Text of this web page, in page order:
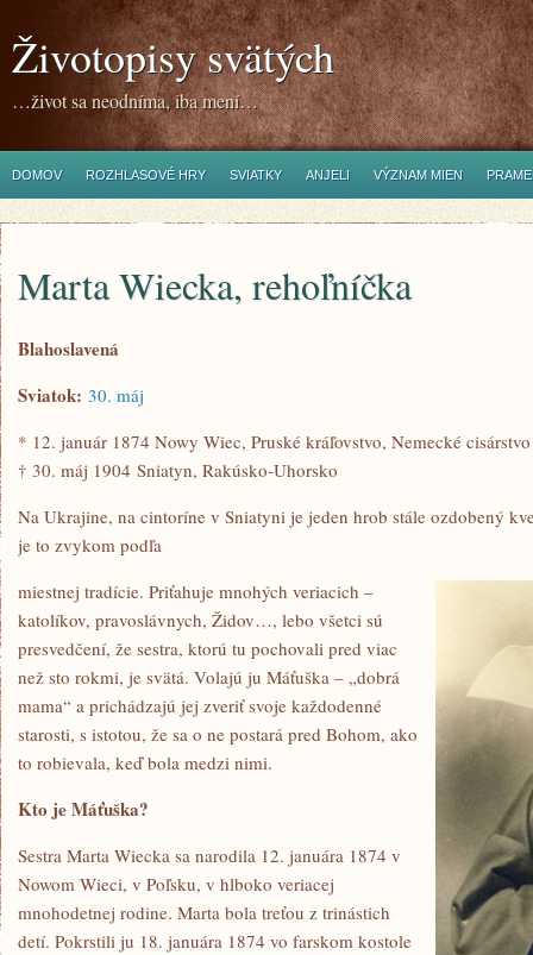
Životopisy svätých
…život sa neodníma, iba mení…
DOMOV ROZHLASOVÉ HRY SVIATKY ANJELI VÝZNAM MIEN
Marta Wiecka, rehoľníčka
Blahoslavená
Sviatok: 30. máj
* 12. január 1874 Nowy Wiec, Pruské kráľovstvo, Nemecké cisárstvo
† 30. máj 1904 Sniatyn, Rakúsko-Uhorsko
Na Ukrajine, na cintoríne v Sniatyni je jeden hrob stále ozdobený
je to zvykom podľa
miestnej tradície. Priťahuje mnohých veriacich –
katolíkov, pravoslávnych, Židov…, lebo všetci sú
presvedčení, že sestra, ktorú tu pochovali pred viac
než sto rokmi, je svätá. Volajú ju Máťuška – „dobrá
mama“ a prichádzajú jej zveriť svoje každodenné
starosti, s istotou, že sa o ne postará pred Bohom, ako
to robievala, keď bola medzi nimi.
Kto je Máťuška?
Sestra Marta Wiecka sa narodila 12. januára 1874 v
Nowom Wieci, v Poľsku, v hlboko veriacej
mnohodetnej rodine. Marta bola treťou z trinástich
detí. Pokrstili ju 18. januára 1874 vo farskom kostole